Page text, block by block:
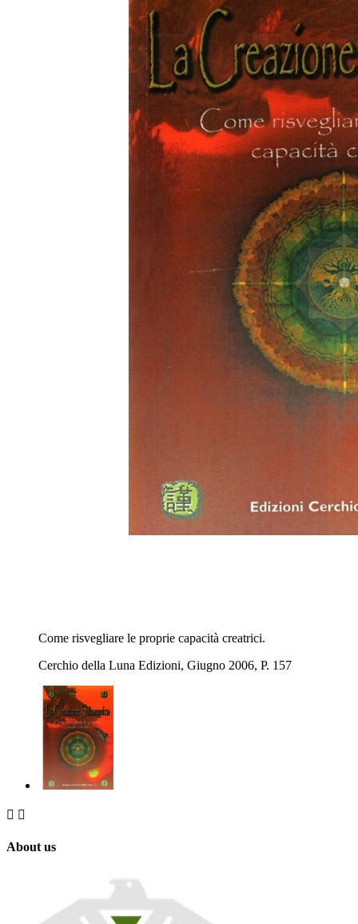
Come risvegliare le proprie capacità creatrici.
Cerchio della Luna Edizioni, Giugno 2006, P. 157
 
About us